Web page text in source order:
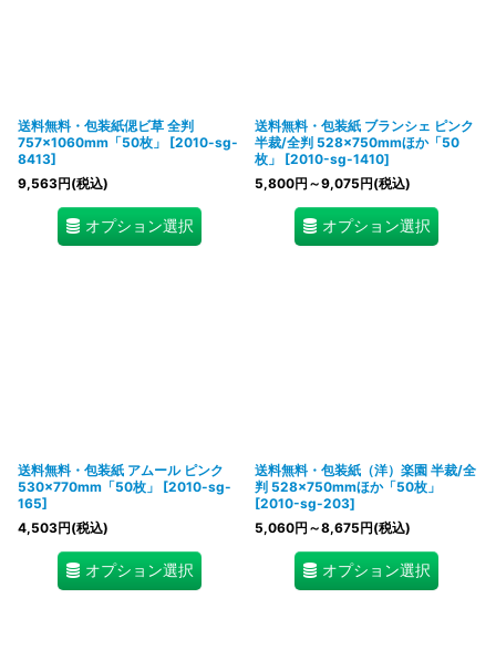
送料無料・包装紙偲ビ草 全判
757×1060mm「50枚」
[2010-sg-
8413]
9,563円(税込)
オプション選択
送料無料・包装紙 ブランシェ ピンク
半裁/全判 528×750mmほか「50
枚」
[2010-sg-1410]
5,800円 ～9,075円(税込)
オプション選択
送料無料・包装紙 アムール ピンク
530×770mm「50枚」
[2010-sg-
165]
4,503円(税込)
オプション選択
送料無料・包装紙（洋）楽園 半裁/全
判 528×750mmほか「50枚」
[2010-sg-203]
5,060円 ～8,675円(税込)
オプション選択